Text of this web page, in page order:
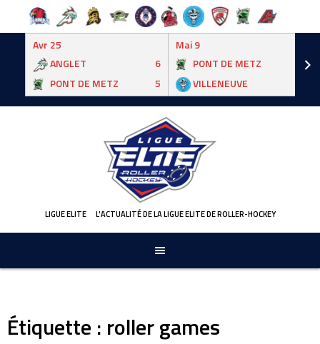
Avr 25
ANGLET
6
PONT DE METZ
5
Mai 9
PONT DE METZ
VILLENEUVE
LIGUE ELITE L'ACTUALITÉ DE LA LIGUE ELITE DE ROLLER-HOCKEY
Étiquette : roller games